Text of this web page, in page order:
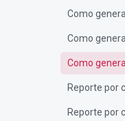
Como
Como
Como
Reporte por
Reporte por